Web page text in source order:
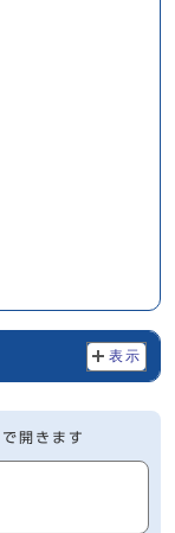
表示
開きます